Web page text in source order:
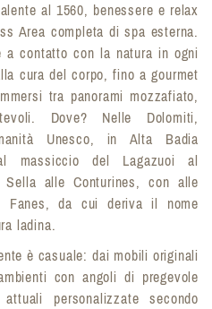
al 1560, benessere e relax
Area completa di spa esterna.
a contatto con la natura in ogni
cura del corpo, fino a gourmet
tra panorami mozzafiato,
Dove? Nelle Dolomiti,
Unesco, in Alta Badia
massiccio del Lagazuoi al
Sella alle Conturines, con alle
Fanes, da cui deriva il nome
ladina.
è casuale: dai mobili originali
con angoli di pregevole
personalizzate secondo